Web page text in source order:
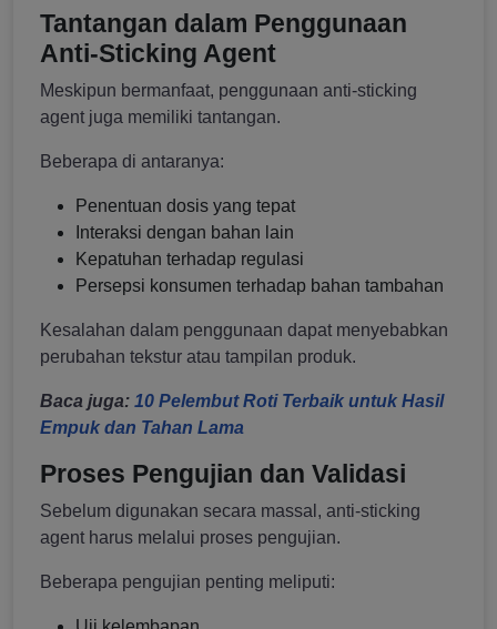
Tantangan dalam Penggunaan
Anti-Sticking Agent
Meskipun bermanfaat, penggunaan anti-sticking
agent juga memiliki tantangan.
Beberapa di antaranya:
Penentuan dosis yang tepat
Interaksi dengan bahan lain
Kepatuhan terhadap regulasi
Persepsi konsumen terhadap bahan tambahan
Kesalahan dalam penggunaan dapat menyebabkan
perubahan tekstur atau tampilan produk.
Baca juga: 10 Pelembut Roti Terbaik untuk Hasil
Empuk dan Tahan Lama
Proses Pengujian dan Validasi
Sebelum digunakan secara massal, anti-sticking
agent harus melalui proses pengujian.
Beberapa pengujian penting meliputi: